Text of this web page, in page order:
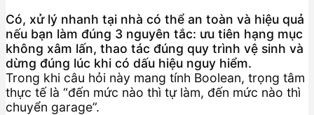
Có, xử lý nhanh tại nhà có thể an toàn và hiệu quả
nếu bạn làm đúng 3 nguyên tắc: ưu tiên hạng mục
không xâm lấn, thao tác đúng quy trình vệ sinh và
dừng đúng lúc khi có dấu hiệu nguy hiểm.
Trong khi câu hỏi này mang tính Boolean, trọng tâm
thực tế là “đến mức nào thì tự làm, đến mức nào thì
chuyển garage”.